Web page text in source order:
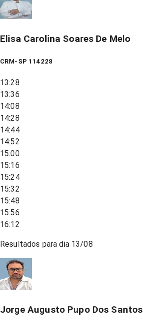
Elisa Carolina Soares De Melo
CRM-SP 114228
13:28
13:36
14:08
14:28
14:44
14:52
15:00
15:16
15:24
15:32
15:48
15:56
16:12
Resultados para dia 13/08
Jorge Augusto Pupo Dos Santos